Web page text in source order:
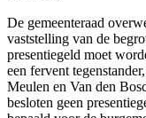
De gemeenteraad
vaststelling van de
presentiegeld moet
een fervent
Meulen en Van den
besloten geen